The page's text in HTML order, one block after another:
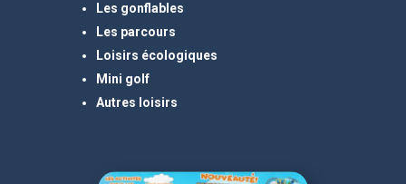
Les gonflables
Les parcours
Loisirs écologiques
Mini golf
Autres loisirs